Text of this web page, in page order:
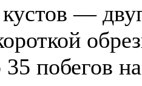
—
побегов